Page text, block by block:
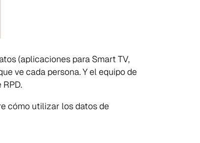
(aplicaciones para Smart TV,
ve cada persona. Y el equipo de
cómo utilizar los datos de